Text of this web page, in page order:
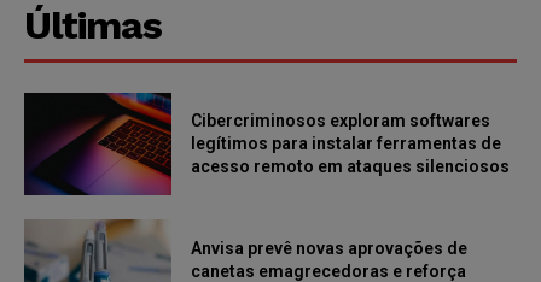
Últimas
Cibercriminosos exploram softwares
legítimos para instalar ferramentas de
acesso remoto em ataques silenciosos
Anvisa prevê novas aprovações de
canetas emagrecedoras e reforça